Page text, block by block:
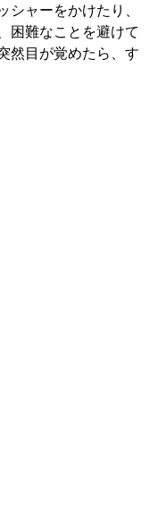
シャーをかけたり、
困難なことを避けて
然目が覚めたら、す